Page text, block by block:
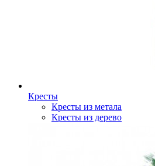
Кресты
Кресты из метала
Кресты из дерево